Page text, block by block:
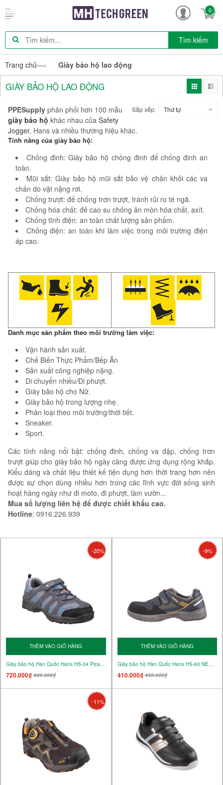
0
Tìm kiếm
Trang chủ—› Giày bảo hộ lao động
GIÀY BẢO HỘ LAO ĐỘNG
Sắp xếp: Thứ tự
PPESupply phân phối hơn 100 mẫu
giày bảo hộ khác nhau của Safety
Jogger, Hans và nhiều thương hiệu khác.
Tính năng của giày bảo hộ:
Chống đinh: Giày bảo hộ chống đinh đế chống đinh an
toàn.
Mũi sắt: Giày bảo hộ mũi sắt bảo vệ chân khỏi các va
chấn do vật nặng rơi.
Chống trượt: đế chống trơn trượt, tránh rủi ro té ngã.
Chống hóa chất: đế cao su chống ăn mòn hóa chất, axít.
Chống tĩnh điện: an toàn chất lượng sản phẩm.
Chống điện: an toàn khi làm việc trong môi trường điện
áp cao.
Danh mục sản phẩm theo môi trường làm việc:
Vận hành sản xuất.
Chế Biến Thực Phẩm/Bếp Ăn
Sản xuất công nghiệp nặng.
Di chuyển nhiều/Đi phượt.
Giày bảo hộ cho Nữ.
Giày bảo hộ trong lượng nhẹ.
Phân loại theo môi trường/thời tiết.
Sneaker.
Sport.
Các tính năng nổi bật: chống đinh, chống va đập, chống trơn
trượt giúp cho giày bảo hộ ngày càng được ứng dụng rộng khắp.
Kiểu dáng và chất liệu thiết kế tiện dụng hơn thời trang hơn nên
được sự chọn dùng nhiều hơn trong các lĩnh vực đời sống sinh
hoạt hàng ngày như đi moto, đi phượt, làm vườn...
Mua số lượng liên hệ để được chiết khấu cao.
Hotline: 0916.226.939
-20%
THÊM VÀO GIỎ HÀNG
Giày bảo hộ Hàn Quốc Hans HS-34 Picasso - Giày bảo hộ cho công việc bình thường
720.000₫ 900.000₫
-9%
THÊM VÀO GIỎ HÀNG
Giày bảo hộ Hàn Quốc Hans HS-60 NEO - Giày cho công việc bình thường
410.000₫450.000₫
-11%